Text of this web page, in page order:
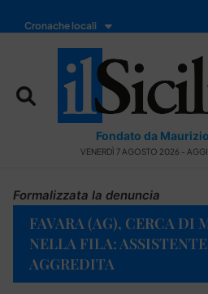
Cronache locali
Fondato da
VENERDÌ 7 AGOSTO 2026 -
Formalizzata la denuncia
FAVARA (AG), CERCA DI
NELLA FILA:
AGGREDITA